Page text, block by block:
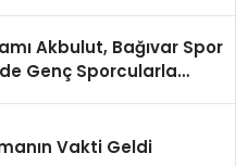
Akbulut, Bağıvar Spor
Genç Sporcularla
Vakti Geldi